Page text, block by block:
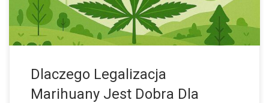
Dlaczego Legalizacja
Marihuany Jest Dobra Dla